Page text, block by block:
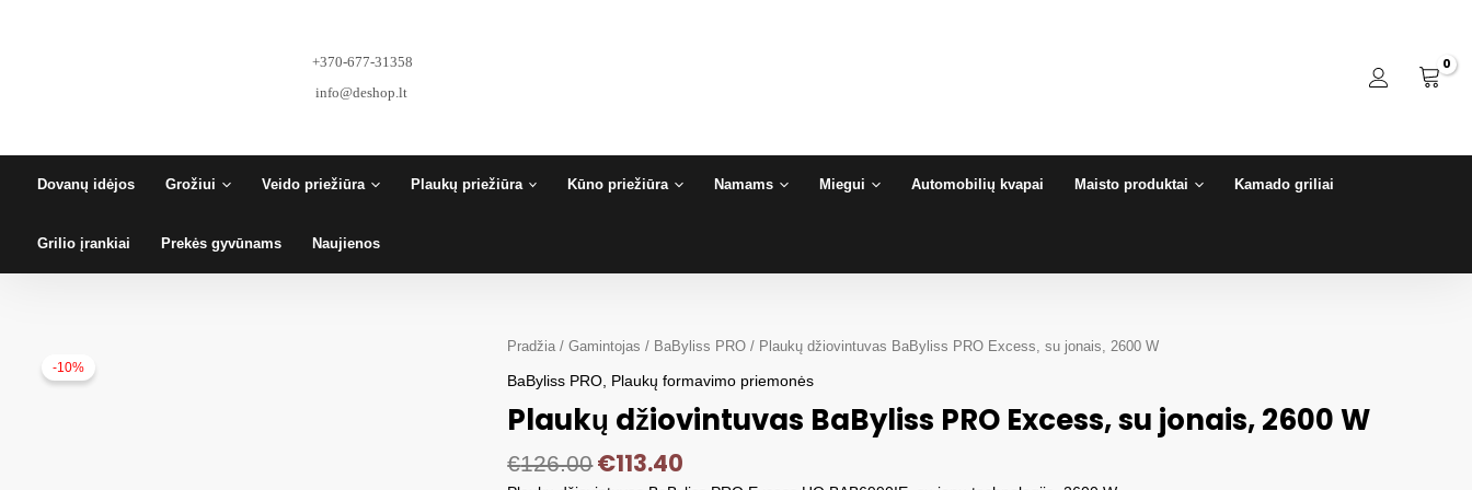
+370-677-31358
info@deshop.lt
Dovanų idėjos Grožiui Veido priežiūra Plaukų priežiūra Kūno priežiūra Namams Miegui Automobilių kvapai Maisto produktai Kamado griliai
Grilio įrankiai Prekės gyvūnams Naujienos
-10%
Pradžia /Gamintojas / BaByliss PRO / Plaukų džiovintuvas BaByliss PRO Excess, su jonais, 2600 W
BaByliss PRO Plaukų formavimo priemonės
Plaukų džiovintuvas BaByliss PRO Excess, su jonais, 2600 W
€126.00 €113.40